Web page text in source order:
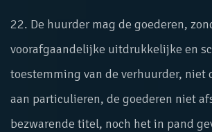
22. De huurder mag de goederen,
voorafgaandelijke uitdrukkelijke en
toestemming van de verhuurder, niet
aan particulieren, de goederen niet
bezwarende titel, noch het in pand